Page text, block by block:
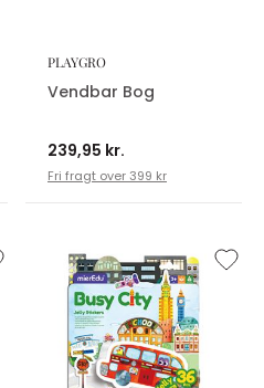
PLAYGRO
Vendbar Bog
239,95 kr.
Fri fragt over 399 kr